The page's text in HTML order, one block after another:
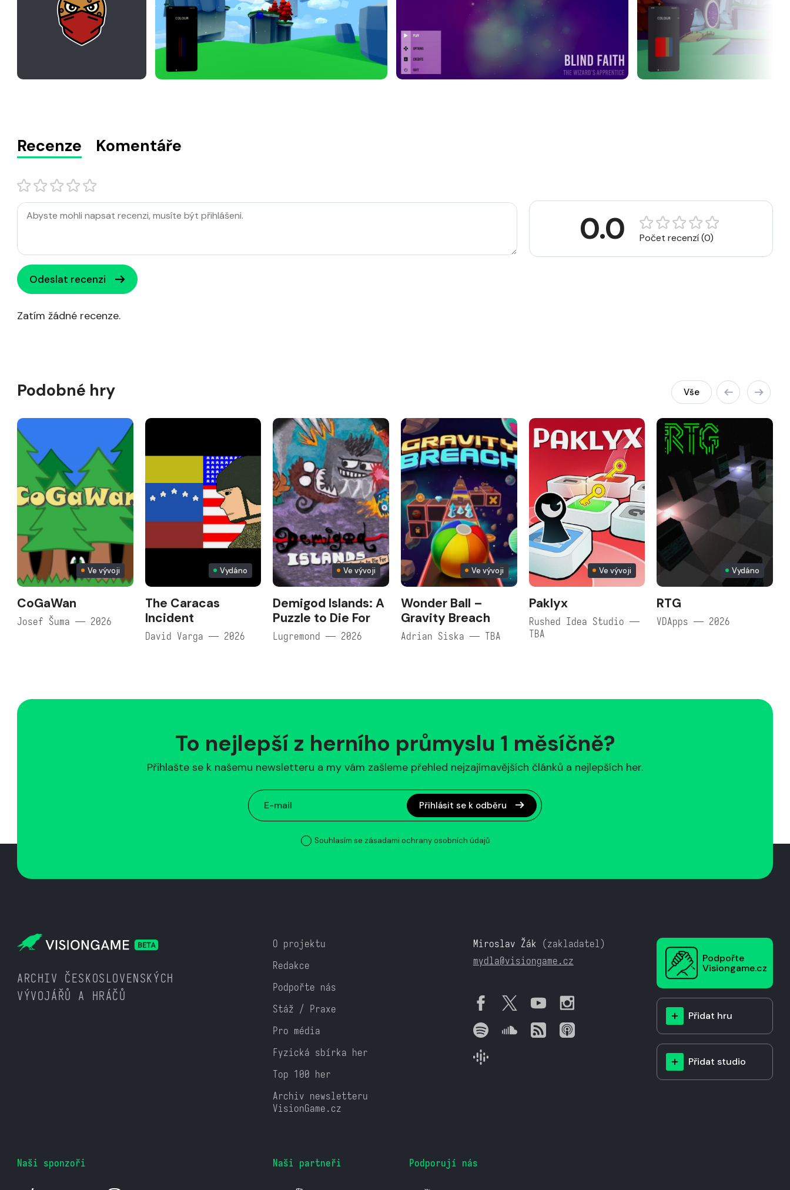
Recenze Komentáře
Odeslat recenzi
Zatím žádné recenze.
0.0 Počet recenzí (0)
Podobné hry Vše
Ve vývoji
CoGaWan
Josef Šuma — 2026
Vydáno
The Caracas
Incident
David Varga — 2026
Ve vývoji
Demigod Islands: A
Puzzle to Die For
Lugremond — 2026
Ve vývoji
Wonder Ball –
Gravity Breach
Adrian Siska — TBA
Ve vývoji
Paklyx
Rushed Idea Studio —
TBA
Vydáno
RTG
VDApps — 2026
To nejlepší z herního průmyslu 1 měsíčně?
Přihlašte se k našemu newsletteru a my vám zašleme přehled nejzajímavějších článků a nejlepších her.
Přihlásit se k odběru
Souhlasím se zásadami ochrany osobních údajů
ARCHIV ČESKOSLOVENSKÝCH
VÝVOJÁŘŮ A HRÁČŮ
O projektu
Redakce
Podpořte nás
Stáž / Praxe
Pro média
Fyzická sbírka her
Top 100 her
Archiv newsletteru
VisionGame.cz
Miroslav Žák (zakladatel)
mydla@visiongame.cz
Podpořte
Visiongame.cz
Přidat hru
Přidat studio
Naši sponzoři Naši partneři Podporují nás